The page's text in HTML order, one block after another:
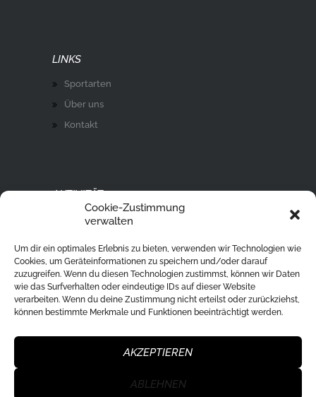
Cookie-Zustimmung
verwalten
Um dir ein optimales Erlebnis zu bieten, verwenden wir Technologien wie
Cookies, um Geräteinformationen zu speichern und/oder darauf
zuzugreifen. Wenn du diesen Technologien zustimmst, können wir Daten
wie das Surfverhalten oder eindeutige IDs auf dieser Website
verarbeiten. Wenn du deine Zustimmung nicht erteilst oder zurückziehst,
können bestimmte Merkmale und Funktionen beeinträchtigt werden.
AKZEPTIEREN
ABLEHNEN
LINKS
Sportarten
Über uns
Kontakt
AKTIVITÄT
Ski Alpin
Langlaufen
Eislaufen
Ski Tour